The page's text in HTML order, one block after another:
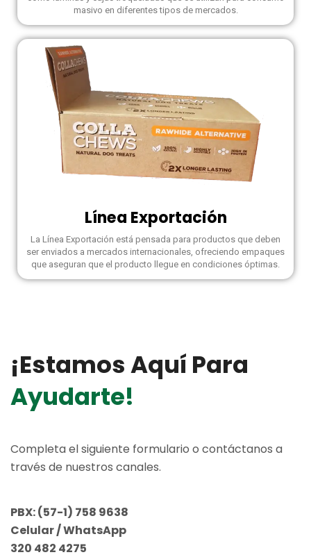
masivo en diferentes tipos de mercados.
Línea Exportación
La Línea Exportación está pensada para productos que deben
ser enviados a mercados internacionales, ofreciendo empaques
que aseguran que el producto llegue en condiciones óptimas.
¡estamos Aquí Para
Ayudarte!
Completa el siguiente formulario o contáctanos a
través de nuestros canales.
PBX:(57-1) 758 9638
Celular / WhatsApp
320 482 4275